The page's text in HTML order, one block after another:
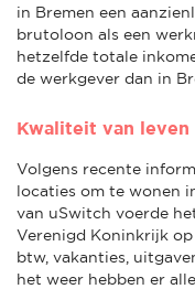
in Bremen een
brutoloon als een
hetzelfde totale
de werkgever dan in
Kwaliteit van leven
Volgens recente
locaties om te wonen
van uSwitch voerde
Verenigd Koninkrijk
btw, vakanties,
het weer hebben er